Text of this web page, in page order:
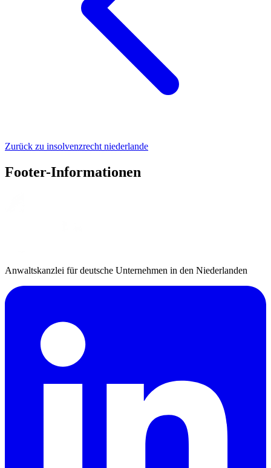
Zurück zu insolvenzrecht niederlande
Footer-Informationen
Anwaltskanzlei für deutsche Unternehmen in den Niederlanden